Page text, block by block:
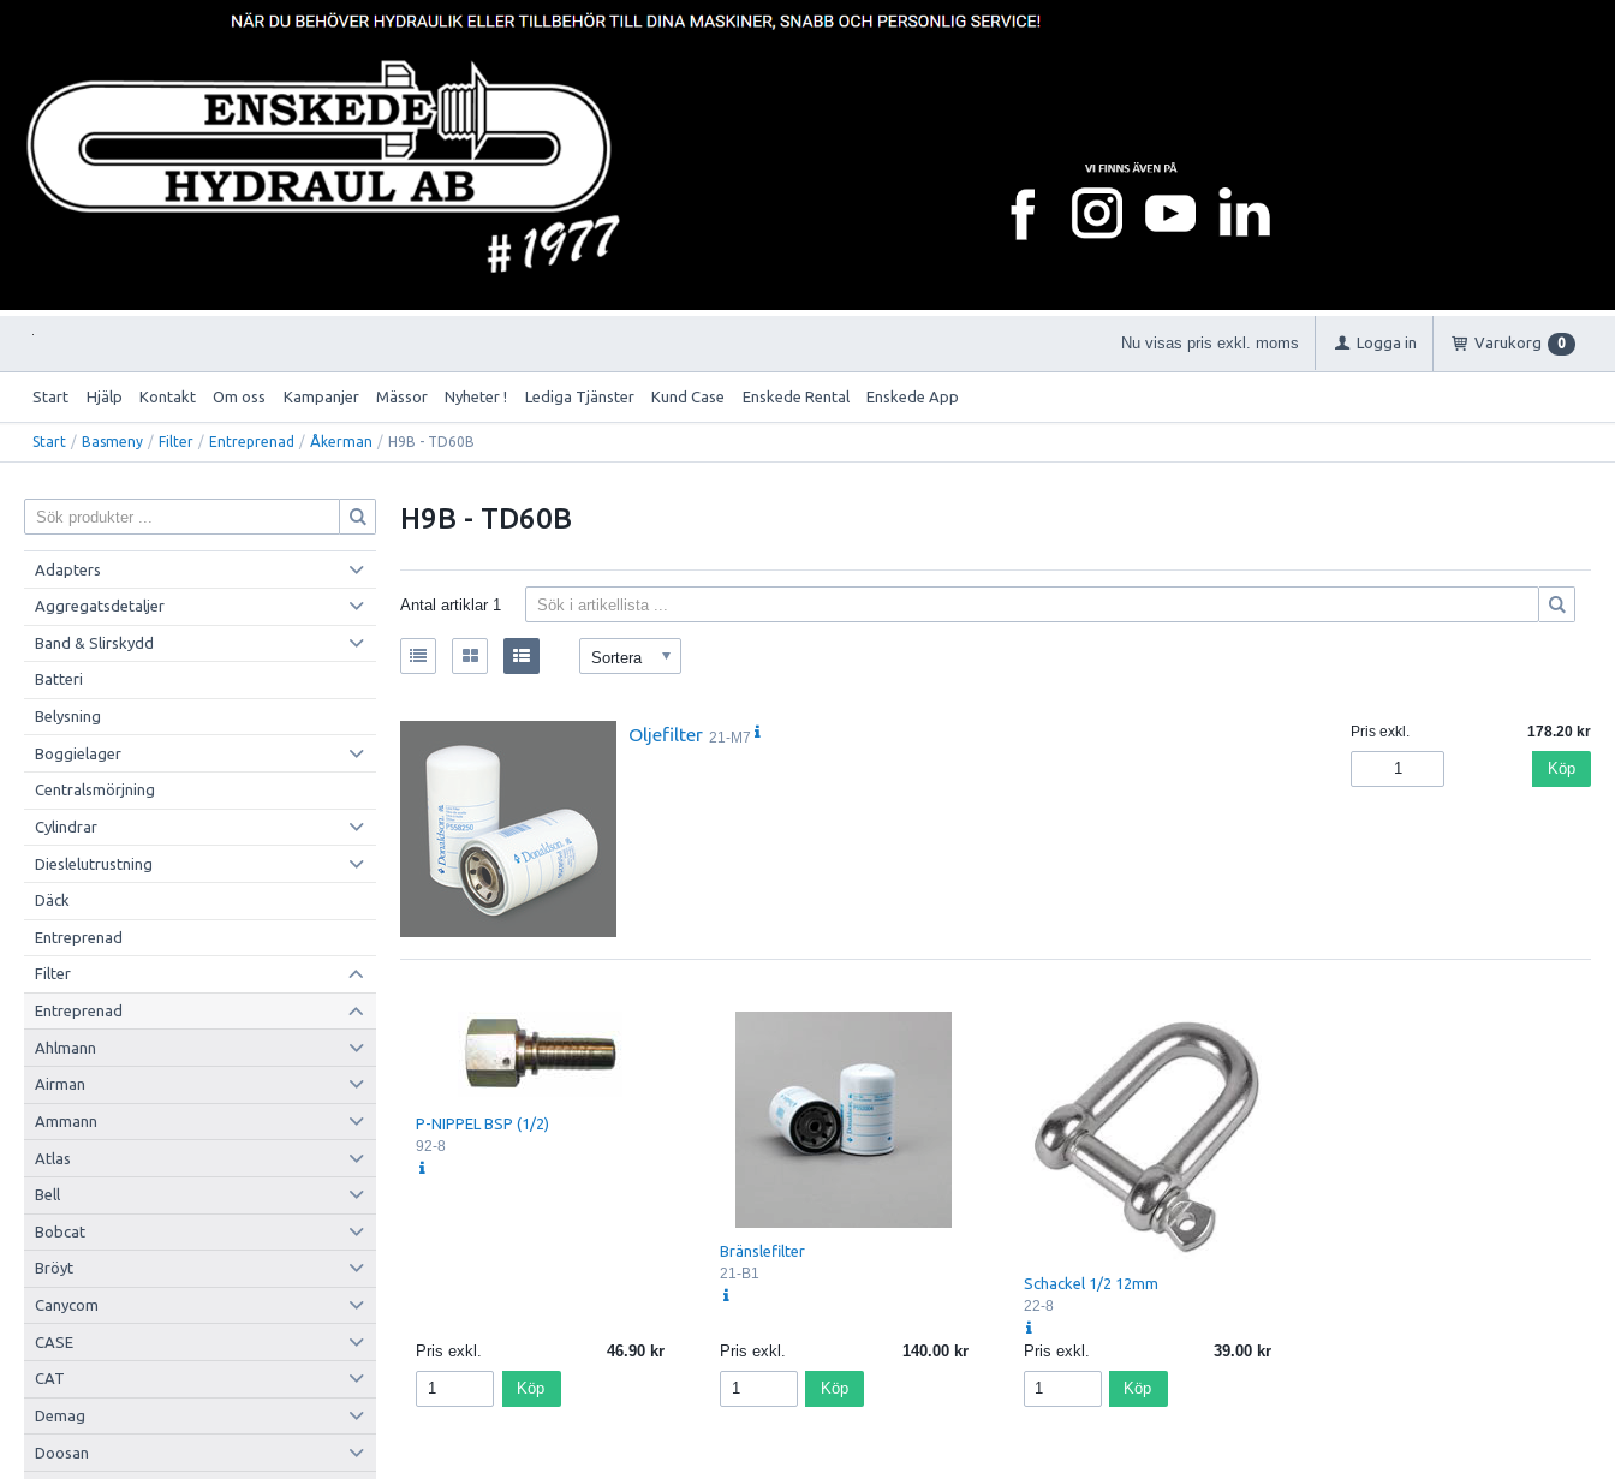
Nu visas pris exkl. moms Logga in Varukorg 0
Start Hjälp Kontakt Om oss Kampanjer Mässor Nyheter ! Lediga Tjänster Kund Case Enskede Rental Enskede App
Start / Basmeny / Filter / Entreprenad / Åkerman / H9B - TD60B
Adapters
Aggregatsdetaljer
Band & Slirskydd
Batteri
Belysning
Boggielager
Centralsmörjning
Cylindrar
Dieslelutrustning
Däck
Entreprenad
Filter
Entreprenad
Ahlmann
Airman
Ammann
Atlas
Bell
Bobcat
Bröyt
Canycom
CASE
CAT
Demag
Doosan
H9B - TD60B
Antal artiklar 1
Sortera
Oljefilter 21-M7 Pris exkl. 178.20
Köp
P-NIPPEL BSP (1/2)
92-8
Pris exkl. 46.90
Köp
Bränslefilter
21-B1
Pris exkl. 140.00
Köp
Schackel 1/2 12mm
22-8
Pris exkl. 39.00
Köp